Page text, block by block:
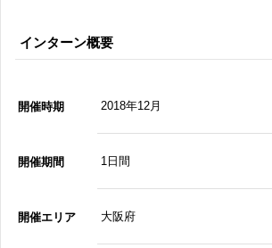
インターン概要
開催時期 2018年12月
開催期間 1日間
開催エリア 大阪府